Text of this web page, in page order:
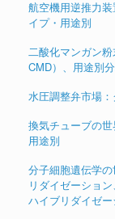
航空機用逆推力
イプ・用途別
二酸化マンガン
CMD）、用途別
水圧調整弁市場
換気チューブの
用途別
分子細胞遺伝学
リダイゼーショ
ハイブリダイゼ